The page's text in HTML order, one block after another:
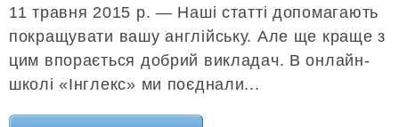
11 травня 2015 р. — Наші статті допомагають
покращувати вашу англійську. Але ще краще з
цим впорається добрий викладач. В онлайн-
школі «Інглекс» ми поєднали...